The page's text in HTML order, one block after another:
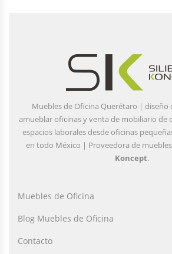
Muebles de Oficina Querétaro | diseño
amueblar oficinas y venta de mobiliario de
espacios laborales desde oficinas
en todo México | Proveedora de
Koncept.
Muebles de Oficina
Blog Muebles de Oficina
Contacto